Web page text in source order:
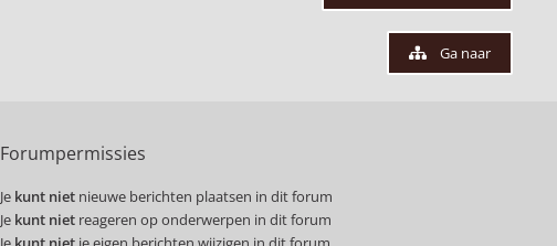
Ga naar
Forumpermissies
Je kunt niet nieuwe berichten plaatsen in dit forum
Je kunt niet reageren op onderwerpen in dit forum